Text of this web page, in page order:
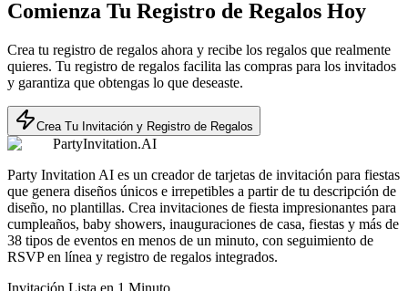
Comienza Tu Registro de Regalos Hoy
Crea tu registro de regalos ahora y recibe los regalos que realmente
quieres. Tu registro de regalos facilita las compras para los invitados
y garantiza que obtengas lo que deseaste.
Crea Tu Invitación y Registro de Regalos
PartyInvitation.AI
Party Invitation AI es un creador de tarjetas de invitación para fiestas
que genera diseños únicos e irrepetibles a partir de tu descripción de
diseño, no plantillas. Crea invitaciones de fiesta impresionantes para
cumpleaños, baby showers, inauguraciones de casa, fiestas y más de
38 tipos de eventos en menos de un minuto, con seguimiento de
RSVP en línea y registro de regalos integrados.
Invitación Lista en 1 Minuto